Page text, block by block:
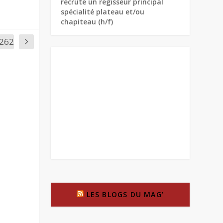
262
spécialité plateau et/ou
chapiteau (h/f)
LES BLOGS DU MAG’